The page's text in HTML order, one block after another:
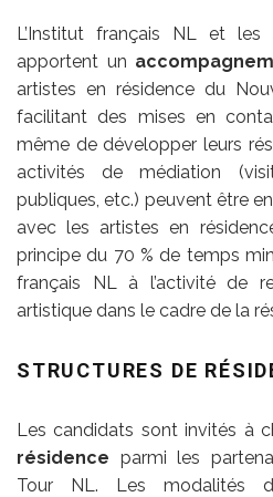
L’Institut français NL et les
apportent un
artistes en résidence du
facilitant des mises en
même de développer leurs
activités de médiation
publiques, etc.) peuvent être
avec les artistes en
principe du 70 % de temps
français NL à l’activité de
artistique dans le cadre de la
STRUCTURES DE
Les candidats sont invités à
résidence parmi les
Tour NL. Les modalités